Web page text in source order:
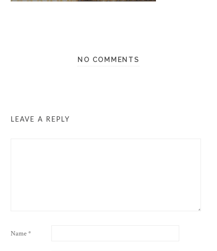
NO COMMENTS
LEAVE A REPLY
Name*